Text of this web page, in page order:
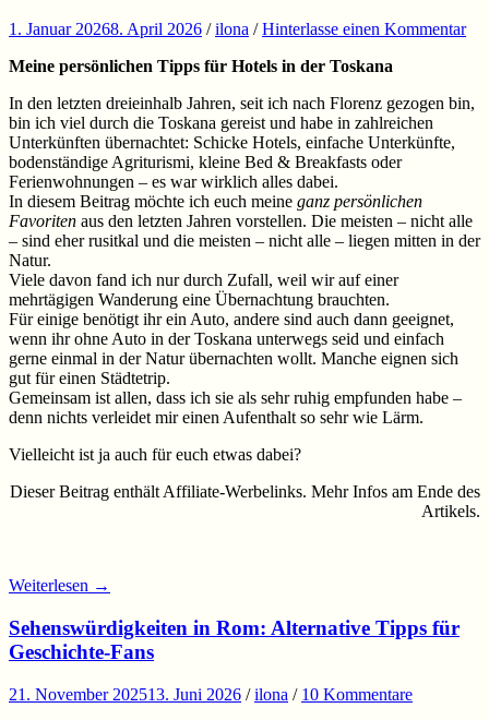
1. Januar 20268. April 2026 /ilona /Hinterlasse einen Kommentar
Meine persönlichen Tipps für Hotels in der Toskana
In den letzten dreieinhalb Jahren, seit ich nach Florenz gezogen bin,
bin ich viel durch die Toskana gereist und habe in zahlreichen
Unterkünften übernachtet: Schicke Hotels, einfache Unterkünfte,
bodenständige Agriturismi, kleine Bed & Breakfasts oder
Ferienwohnungen – es war wirklich alles dabei.
In diesem Beitrag möchte ich euch meine ganz persönlichen
Favoriten aus den letzten Jahren vorstellen. Die meisten – nicht alle
– sind eher rusitkal und die meisten – nicht alle – liegen mitten in der
Natur.
Viele davon fand ich nur durch Zufall, weil wir auf einer
mehrtägigen Wanderung eine Übernachtung brauchten.
Für einige benötigt ihr ein Auto, andere sind auch dann geeignet,
wenn ihr ohne Auto in der Toskana unterwegs seid und einfach
gerne einmal in der Natur übernachten wollt. Manche eignen sich
gut für einen Städtetrip.
Gemeinsam ist allen, dass ich sie als sehr ruhig empfunden habe –
denn nichts verleidet mir einen Aufenthalt so sehr wie Lärm.
Vielleicht ist ja auch für euch etwas dabei?
Dieser Beitrag enthält Affiliate-Werbelinks. Mehr Infos am Ende des
Artikels.
Weiterlesen →
Sehenswürdigkeiten in Rom: Alternative Tipps für
Geschichte-Fans
21. November 202513. Juni 2026 /ilona / 10 Kommentare